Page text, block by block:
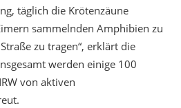
täglich die Krötenzäune
sammelnden Amphibien zu
zu tragen“, erklärt die
werden einige 100
von aktiven